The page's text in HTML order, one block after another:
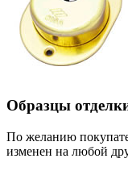
Образцы
По желанию
изменен на любой